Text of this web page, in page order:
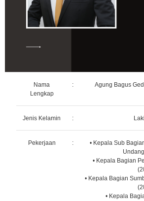
Nama
Lengkap
: Agung Bagus
Jenis Kelamin :
Pekerjaan :
• Kepala Sub
• Kepala Bagian
• Kepala Bagian
• Kepala